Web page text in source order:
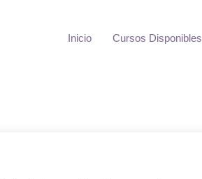
Inicio Cursos Disponibles